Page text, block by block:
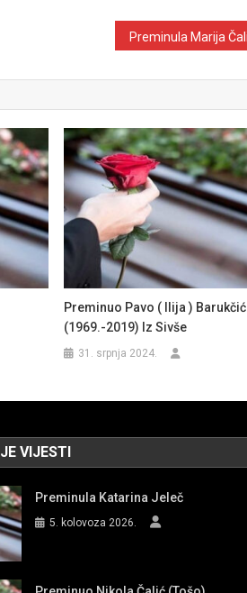
Preminuo Pavo ( Ilija ) Barukčić
(1969.-2019) Iz Sivše
31. srpnja 2024.
VIJESTI
Preminula Katarina Jeleč
5. kolovoza 2026.